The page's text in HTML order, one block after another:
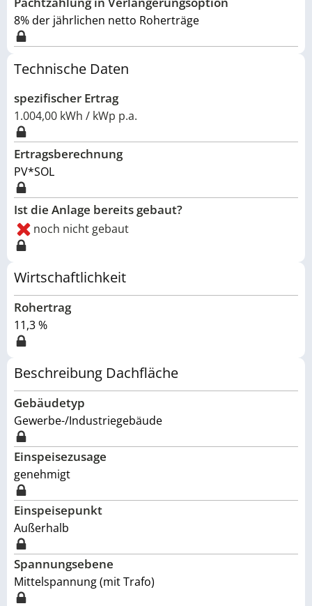
Wirtschaftlichkeit
Rohertrag
11,3 %
8% der jährlichen netto Roherträge
Technische Daten
spezifischer Ertrag
1.004,00 kWh / kWp p.a.
Ertragsberechnung
PV*SOL
Ist die Anlage bereits gebaut?
noch nicht gebaut
Beschreibung Dachfläche
Gebäudetyp
Gewerbe-/Industriegebäude
Einspeisezusage
genehmigt
Einspeisepunkt
Außerhalb
Spannungsebene
Mittelspannung (mit Trafo)